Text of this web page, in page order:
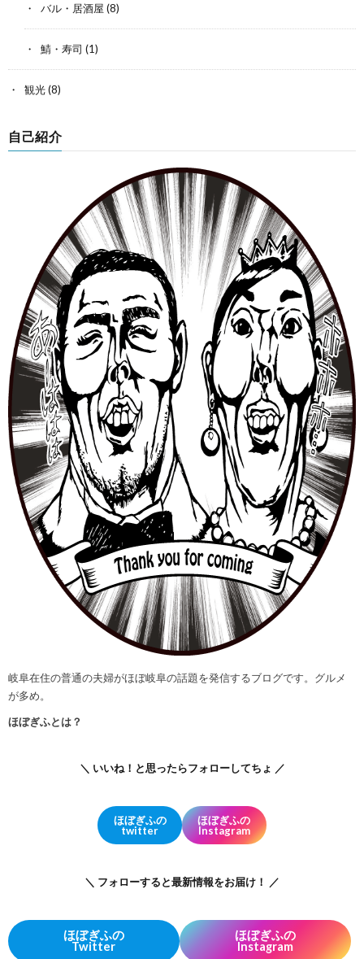
バル・居酒屋 (8)
鯖・寿司 (1)
観光(8)
自己紹介
岐阜在住の普通の夫婦がほぼ岐阜の話題を発信するブログです。グルメ
が多め。
ほぼぎふとは？
＼ いいね！と思ったらフォローしてちょ ／
ほぼぎふの
twitter
ほぼぎふの
Instagram
＼ フォローすると最新情報をお届け！ ／
ほぼぎふの
Twitter
ほぼぎふの
Instagram